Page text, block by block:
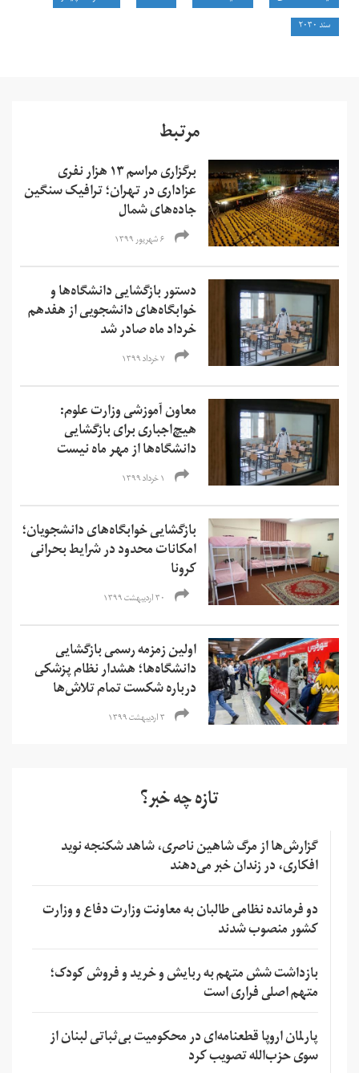
سند ۲۰۳۰
مرتبط
برگزاری مراسم ۱۳ هزار نفری
عزاداری در تهران؛ ترافیک سنگین
جاده‌های شمال
۶ شهریور ۱۳۹۹
دستور بازگشایی دانشگاه‌ها و
خوابگاه‌های دانشجویی از هفدهم
خرداد ماه صادر شد
۷ خرداد ۱۳۹۹
معاون آموزشی وزارت علوم:
هیچ‌اجباری برای بازگشایی
دانشگاه‌ها از مهر ماه نیست
۱ خرداد ۱۳۹۹
بازگشایی خوابگاه‌های دانشجویان؛
امکانات محدود در شرایط بحرانی
کرونا
۳۰ اردیبهشت ۱۳۹۹
اولین زمزمه رسمی بازگشایی
دانشگاه‌ها؛ هشدار نظام پزشکی
درباره شکست تمام تلاش‌ها
۳ اردیبهشت ۱۳۹۹
تازه چه خبر؟
گزارش‌ها از مرگ شاهین ناصری، شاهد شکنجه نوید
افکاری، در زندان خبر می‌دهند
دو فرمانده نظامی طالبان به معاونت وزارت دفاع و وزارت
کشور منصوب شدند
بازداشت شش متهم به ربایش و خرید و فروش کودک؛
متهم اصلی فراری است
پارلمان اروپا قطعنامه‌ای در محکومیت بی‌ثباتی لبنان از
سوی حزب‌الله تصویب کرد